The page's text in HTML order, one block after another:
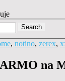
, notino, zerex,
na